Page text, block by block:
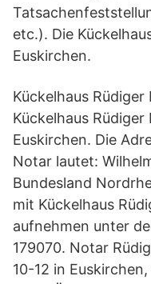
etc.). Die
Euskirchen.
Kückelhaus
Kückelhaus
Euskirchen. Die
Notar lautet:
Bundesland
mit Kückelhaus
aufnehmen unter
179070. Notar
10-12 in